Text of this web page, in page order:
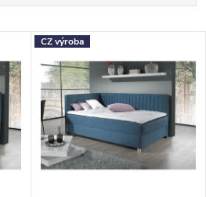
CZ výroba